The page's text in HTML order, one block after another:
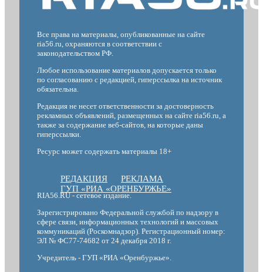
Все права на материалы, опубликованные на сайте
ria56.ru, охраняются в соответствии с
законодательством РФ.
Любое использование материалов допускается только
по согласованию с редакцией, гиперссылка на источник
обязательна.
Редакция не несет ответственности за достоверность
рекламных объявлений, размещенных на сайте ria56.ru, а
также за содержание веб-сайтов, на которые даны
гиперссылки.
Ресурс может содержать материалы 18+
РЕДАКЦИЯ
РЕКЛАМА
ГУП «РИА «ОРЕНБУРЖЬЕ»
RIA56.RU - сетевое издание.
Зарегистрировано Федеральной службой по надзору в
сфере связи, информационных технологий и массовых
коммуникаций (Роскомнадзор). Регистрационный номер:
ЭЛ № ФС77-74682 от 24 декабря 2018 г.
Учредитель - ГУП «РИА «Оренбуржье».